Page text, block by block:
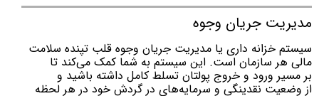
مدیریت جریان وجوه
سیستم خزانه داری یا مدیریت جریان وجوه قلب تپنده سلامت
مالی هر سازمان است. این سیستم به شما کمک می‌کند تا
بر مسیر ورود و خروج پولتان تسلط کامل داشته باشید و
از وضعیت نقدینگی و سرمایه‌های در گردش خود در هر لحظه